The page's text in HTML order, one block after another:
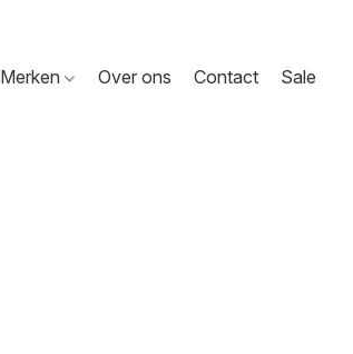
Merken Over ons Contact Sale